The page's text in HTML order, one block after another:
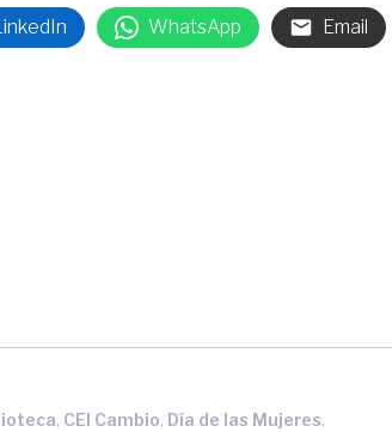
WhatsApp Email
, CEI Cambio, Día de las Mujeres,